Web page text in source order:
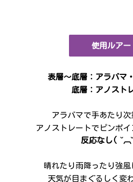
使用ルアー
表層～底層：アラバマ
底層：アノスト
アラバマで手あたり次
アノストレートでピンポ
反応なし(
晴れたり雨降ったり強風
天気が目まぐるしく変